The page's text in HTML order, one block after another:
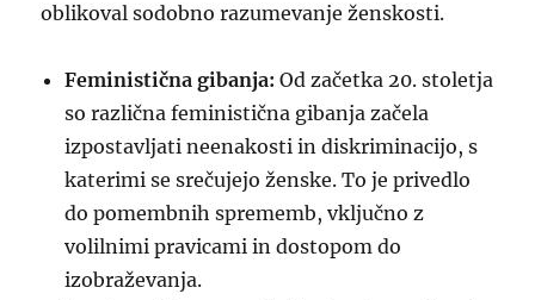
oblikoval sodobno razumevanje ženskosti.
Feministična gibanja: Od začetka 20. stoletja
so različna feministična gibanja začela
izpostavljati neenakosti in diskriminacijo, s
katerimi se srečujejo ženske. To je privedlo
do pomembnih sprememb, vključno z
volilnimi pravicami in dostopom do
izobraževanja.